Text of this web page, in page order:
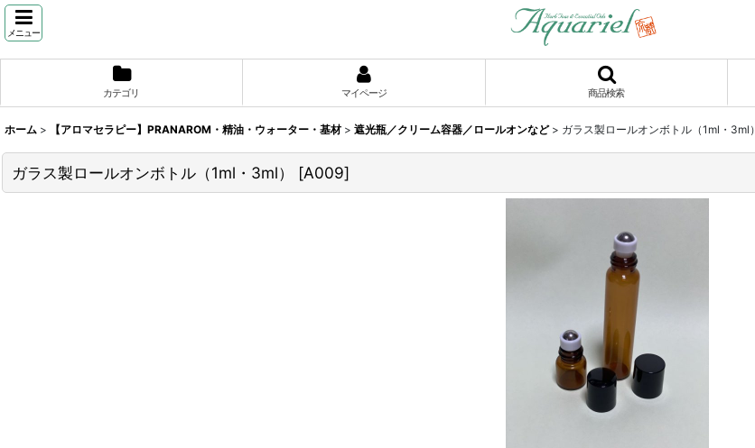
メニュー
カテゴリ マイページ 商品検索
ホーム > 【アロマセラピー】PRANAROM・精油・ウォーター・基材 > 遮光瓶／クリーム容器／ロールオンなど > ガラス製ロールオンボトル（1ml・3ml）
ガラス製ロールオンボトル（1ml・3ml） [A009]